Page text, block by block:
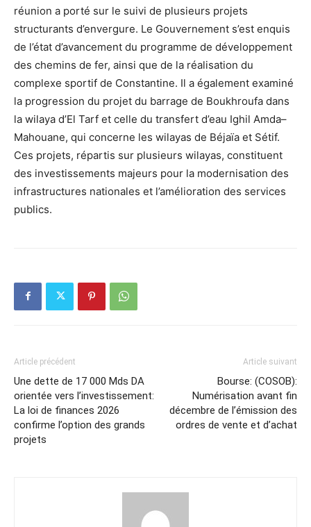
réunion a porté sur le suivi de plusieurs projets
structurants d’envergure. Le Gouvernement s’est enquis
de l’état d’avancement du programme de développement
des chemins de fer, ainsi que de la réalisation du
complexe sportif de Constantine. Il a également examiné
la progression du projet du barrage de Boukhroufa dans
la wilaya d’El Tarf et celle du transfert d’eau Ighil Amda–
Mahouane, qui concerne les wilayas de Béjaïa et Sétif.
Ces projets, répartis sur plusieurs wilayas, constituent
des investissements majeurs pour la modernisation des
infrastructures nationales et l’amélioration des services
publics.
Article précédent
Une dette de 17 000 Mds DA
orientée vers l’investissement:
La loi de finances 2026
confirme l’option des grands
projets
Article suivant
Bourse: (COSOB):
Numérisation avant fin
décembre de l’émission des
ordres de vente et d’achat